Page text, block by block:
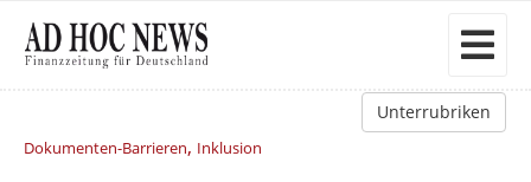
Unterrubriken
Dokumenten-Barrieren, Inklusion